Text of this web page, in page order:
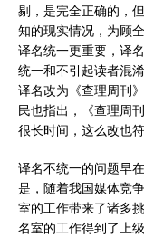
剔，是完全正确的，
知的现实情况，为顾
译名统一更重要，译
统一和不引起读者混
译名改为《查理周刊
民也指出，《查理周
很长时间，这么改也
译名不统一的问题早
是，随着我国媒体竞
室的工作带来了诸多
名室的工作得到了上